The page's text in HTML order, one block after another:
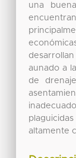
una
aunado a
de
altamente